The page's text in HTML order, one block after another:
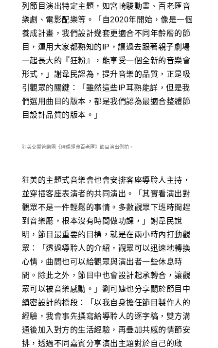
列節目演出特定主題，如宮崎駿動畫、百老匯音
樂劇、電影配樂等。「自2020年開始，像是一個
養成計畫，我們設計幾套更適合不同年齡層的節
目，運用大家都熟知的IP，讓過去跟著親子劇場
一起長大的『狂粉』，能享受一個全新的音樂會
形式，」謝韋民認為，提升音樂的品質，正是吸
引觀眾的關鍵：「雖然這些IP耳熟能詳，但是我
們選用曲目的版本，都是我們認為最適合整體節
目設計品質的版本。」
狂美交響管樂團《璀璨經典百老匯》節目演出側拍。
狂美的主題式音樂會也會安排客座導聆人主持，
並穿插客座表演者的共同演出。「其實看演出對
觀眾不是一件輕鬆的事情。多數觀眾下班時間趕
到音樂廳，根本沒有時間做功課，」謝韋民說
明，節目最重要的目標，就是在兩小時內打動觀
眾：「透過導聆人的介紹，觀眾可以迅速地轉換
心情，曲間也可以給觀眾與演出者一些休息時
間。除此之外，節目中也會設計起承轉合，讓觀
眾可以被音樂感動。」劉可婕也分享關於節目中
縝密設計的橋段：「以我自身擔任節目製作人的
經驗，我會事先撰寫給導聆人的逐字稿，雙方溝
通後加入對方的生活經驗，再疊加共感的情節安
排，透過不同嘉賓分享演出主題對於自己的啟